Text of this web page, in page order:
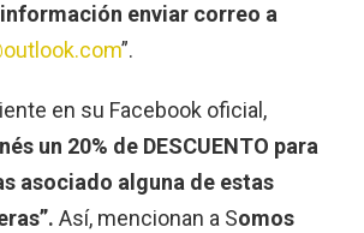
enviar correo a
”.
en su Facebook oficial,
un 20% de DESCUENTO para
asociado alguna de estas
Así, mencionan a Somos